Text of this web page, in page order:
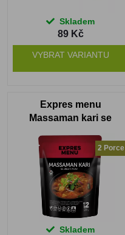
Skladem
89 Kč
VYBRAT VARIANTU
Expres menu
Massaman kari se
2 Porce
Skladem